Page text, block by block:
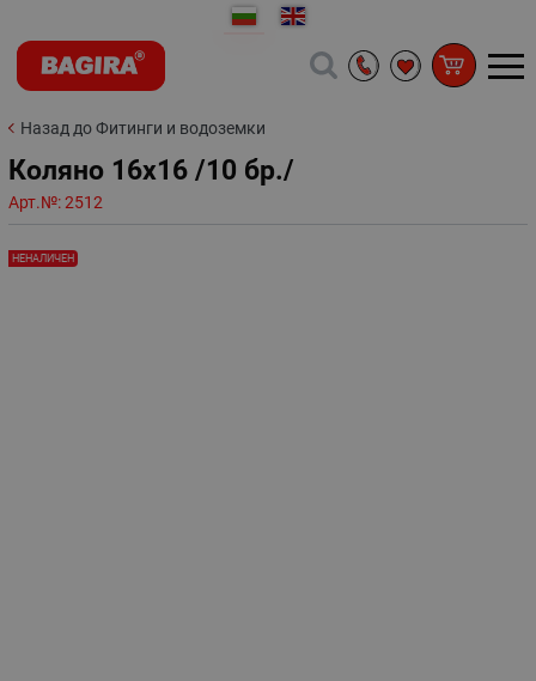
Назад до Фитинги и водоземки
Коляно 16x16 /10 бр./
Арт.№:2512
НЕНАЛИЧЕН